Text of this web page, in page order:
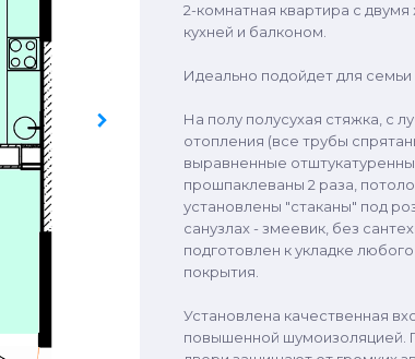
2-комнатная квартира с
кухней и балконом.
Идеально подойдет для семьи
На полу полусухая стяжка, с
отопления (все трубы
выравненные
прошпаклеваны 2 раза,
установлены "стаканы" под
санузлах - змеевик, без
подготовлен к укладке
покрытия.
Установлена качественная
повышенной шумоизоляцией.